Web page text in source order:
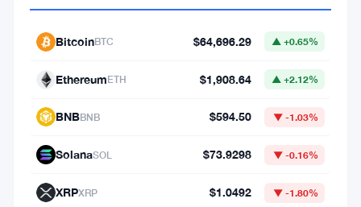
memecoin
qu’à
semaines
BitcoinBTC $64,696.29 ▲ +0.65%
EthereumETH $1,908.64 ▲ +2.12%
BNBBNB $594.50 ▼ -1.03%
SolanaSOL $73.9298 ▼ -0.16%
XRPXRP $1.0492 ▼ -1.80%